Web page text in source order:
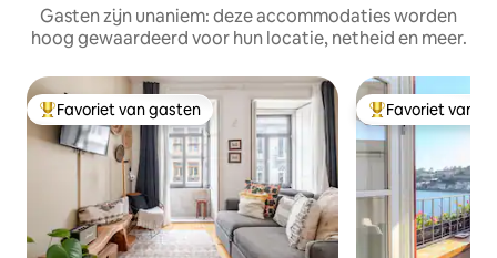
Gasten zijn unaniem: deze accommodaties worden
hoog gewaardeerd voor hun locatie, netheid en meer.
Topfavoriet van gasten
Favoriet van gasten Topfavoriet van
Favoriet van